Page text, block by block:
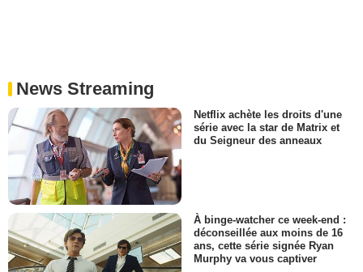
News Streaming
Netflix achète les droits d'une
série avec la star de Matrix et
du Seigneur des anneaux
À binge-watcher ce week-end :
déconseillée aux moins de 16
ans, cette série signée Ryan
Murphy va vous captiver